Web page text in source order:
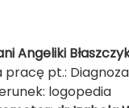
Angeliki
pracę pt.:
logopedia